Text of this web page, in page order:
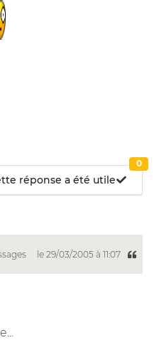
réponse a été utile
0
le 29/03/2005 à 11:07